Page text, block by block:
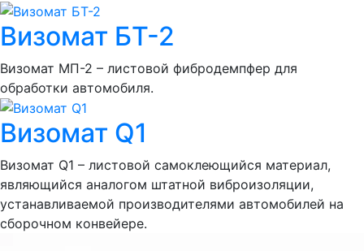
Визомат БТ-2
Визомат МП-2 – листовой фибродемпфер для
обработки автомобиля.
Визомат Q1
Визомат Q1 – листовой самоклеющийся материал,
являющийся аналогом штатной виброизоляции,
устанавливаемой производителями автомобилей на
сборочном конвейере.